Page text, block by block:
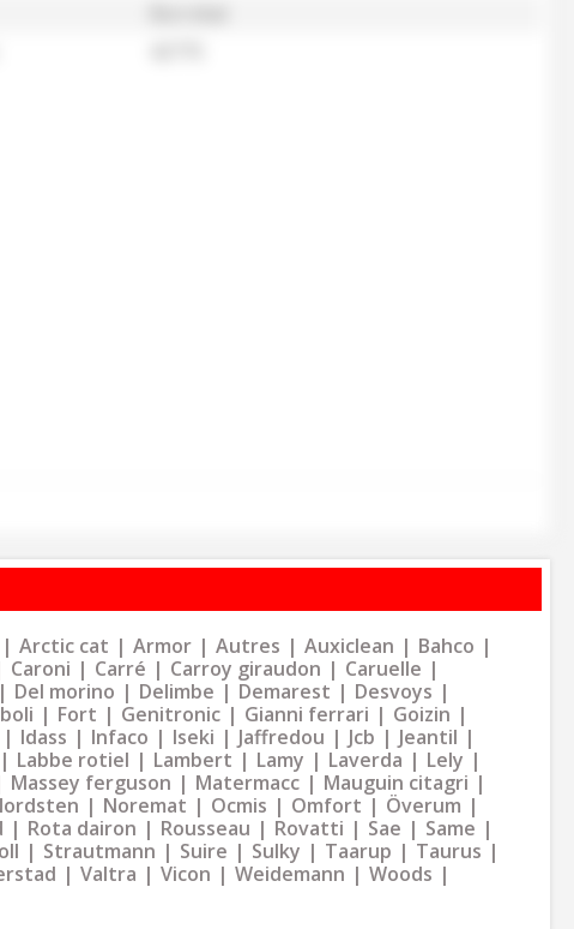
Arctic cat Armor Autres Auxiclean
Bahco
Caroni Carré Carroy giraudon
Caruelle
Del morino Delimbe Demarest
Desvoys
Fort Genitronic Gianni ferrari
Goizin
Idass Infaco Iseki Jaffredou Jcb
Jeantil
Labbe rotiel Lambert Lamy Laverda
Lely
Massey ferguson Matermacc
Mauguin citagri
Noremat Ocmis Omfort
Överum
Rota dairon Rousseau Rovatti Sae
Same
Strautmann Suire Sulky Taarup
Taurus
Valtra Vicon Weidemann
Woods